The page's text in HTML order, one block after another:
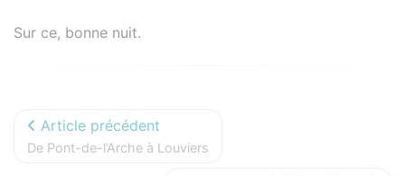
Sur ce, bonne nuit.
Article précédent
De Pont-de-l’Arche à Louviers